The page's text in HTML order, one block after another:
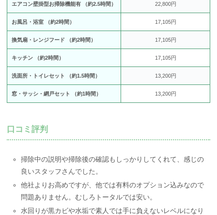
エアコン壁掛型お掃除機能有 （約2.5時間） 22,800円
お風呂・浴室 （約2時間） 17,105円
換気扇・レンジフード （約2時間） 17,105円
キッチン （約2時間） 17,105円
洗面所・トイレセット （約1.5時間） 13,200円
窓・サッシ・網戸セット （約1時間） 13,200円
口コミ評判
掃除中の説明や掃除後の確認もしっかりしてくれて、感じの
良いスタッフさんでした。
他社よりお高めですが、他では有料のオプション込みなので
問題ありません。むしろトータルでは安い。
水回りが黒カビや水垢で素人では手に負えないレベルになり